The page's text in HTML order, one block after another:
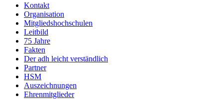
Kontakt
Organisation
Mitgliedshochschulen
Leitbild
75 Jahre
Fakten
Der adh leicht verständlich
Partner
HSM
Auszeichnungen
Ehrenmitglieder